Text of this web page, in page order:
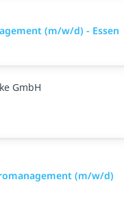
(m/w/d) - Essen
GmbH
(m/w/d)